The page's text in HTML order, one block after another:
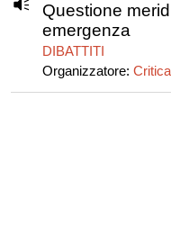
Questione
emergenza
DIBATTITI
Organizzatore: